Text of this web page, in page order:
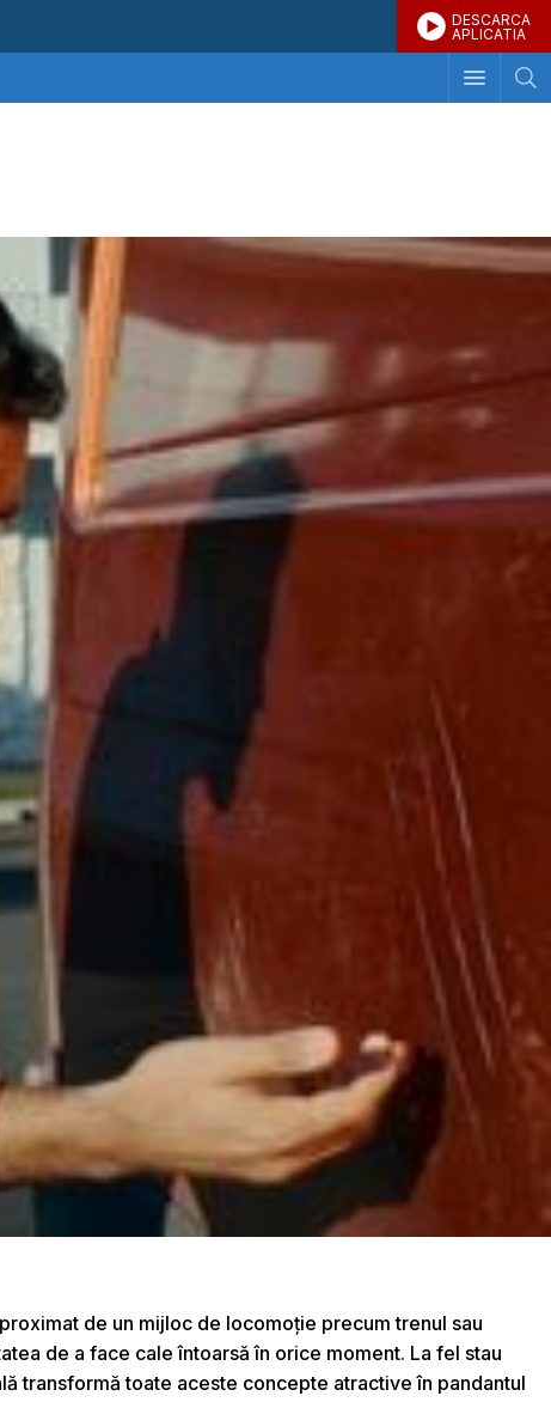
DESCARCA
APLICATIA
de un mijloc de locomoţie precum trenul sau
de a face cale întoarsă în orice moment. La fel stau
transformă toate aceste concepte atractive în pandantul